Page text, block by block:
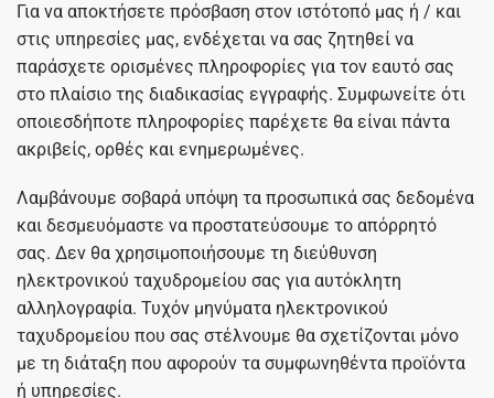
Για να αποκτήσετε πρόσβαση στον ιστότοπό μας ή / και
στις υπηρεσίες μας, ενδέχεται να σας ζητηθεί να
παράσχετε ορισμένες πληροφορίες για τον εαυτό σας
στο πλαίσιο της διαδικασίας εγγραφής. Συμφωνείτε ότι
οποιεσδήποτε πληροφορίες παρέχετε θα είναι πάντα
ακριβείς, ορθές και ενημερωμένες.
Λαμβάνουμε σοβαρά υπόψη τα προσωπικά σας δεδομένα
και δεσμευόμαστε να προστατεύσουμε το απόρρητό
σας. Δεν θα χρησιμοποιήσουμε τη διεύθυνση
ηλεκτρονικού ταχυδρομείου σας για αυτόκλητη
αλληλογραφία. Τυχόν μηνύματα ηλεκτρονικού
ταχυδρομείου που σας στέλνουμε θα σχετίζονται μόνο
με τη διάταξη που αφορούν τα συμφωνηθέντα προϊόντα
ή υπηρεσίες.